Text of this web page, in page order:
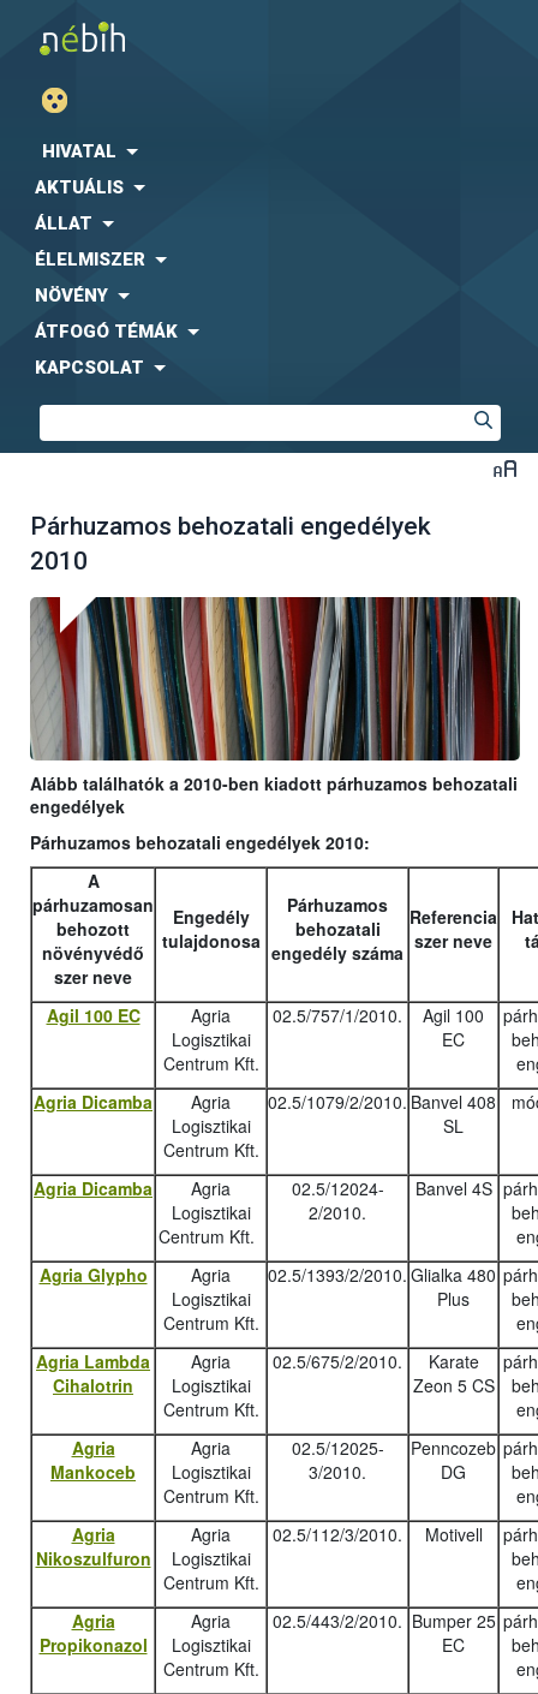
HIVATAL
AKTUÁLIS
ÁLLAT
ÉLELMISZER
NÖVÉNY
ÁTFOGÓ TÉMÁK
KAPCSOLAT
Párhuzamos behozatali engedélyek
2010
Alább találhatók a 2010-ben kiadott párhuzamos behozatali
engedélyek
Párhuzamos behozatali engedélyek 2010:
A
párhuzamosan
behozott
növényvédő
szer neve
Engedély
tulajdonosa
Párhuzamos
behozatali
engedély száma
Referencia
szer neve
Agil 100 EC
Agria
Logisztikai
Centrum Kft.
02.5/757/1/2010.
Agil 100
EC
Agria Dicamba
Agria
Logisztikai
Centrum Kft.
02.5/1079/2/2010. Banvel 408
SL
Agria Dicamba
Agria
Logisztikai
Centrum Kft.
02.5/12024-
2/2010.
Banvel 4S
Agria Glypho
Agria
Logisztikai
Centrum Kft.
02.5/1393/2/2010. Glialka 480
Plus
Agria Lambda
Cihalotrin
Agria
Logisztikai
Centrum Kft.
02.5/675/2/2010.
Karate
Zeon 5 CS
Agria
Mankoceb
Agria
Logisztikai
Centrum Kft.
02.5/12025-
3/2010.
Penncozeb
DG
Agria
Nikoszulfuron
Agria
Logisztikai
Centrum Kft.
02.5/112/3/2010. Motivell
Agria
Propikonazol
Agria
Logisztikai
Centrum Kft.
02.5/443/2/2010. Bumper 25
EC